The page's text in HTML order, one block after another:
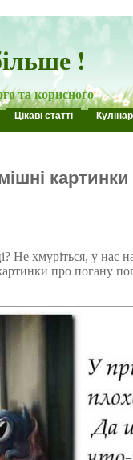
!
та корисного
Цікаві статті
Не хмуріться, у нас
про погану